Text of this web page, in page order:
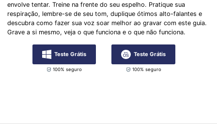
envolve tentar. Treine na frente do seu espelho. Pratique sua
respiração, lembre-se de seu tom, duplique ótimos alto-falantes e
descubra como fazer sua voz soar melhor ao gravar com este guia.
Grave a si mesmo, veja o que funciona e o que não funciona.
Teste Grátis
100% seguro
Teste Grátis
100% seguro